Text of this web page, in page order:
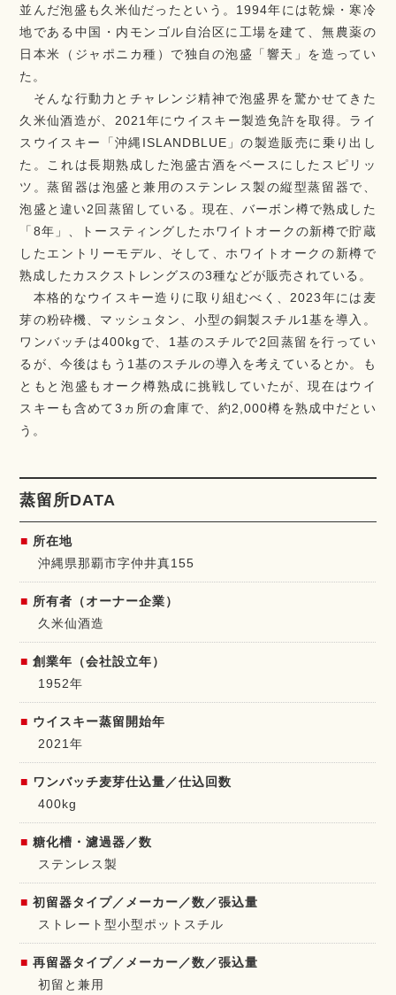
並んだ泡盛も久米仙だったという。1994年には乾燥・寒冷
地である中国・内モンゴル自治区に工場を建て、無農薬の
日本米（ジャポニカ種）で独自の泡盛「響天」を造ってい
た。
そんな行動力とチャレンジ精神で泡盛界を驚かせてきた
久米仙酒造が、2021年にウイスキー製造免許を取得。ライ
スウイスキー「沖縄ISLANDBLUE」の製造販売に乗り出し
た。これは長期熟成した泡盛古酒をベースにしたスピリッ
ツ。蒸留器は泡盛と兼用のステンレス製の縦型蒸留器で、
泡盛と違い2回蒸留している。現在、バーボン樽で熟成した
「8年」、トースティングしたホワイトオークの新樽で貯蔵
したエントリーモデル、そして、ホワイトオークの新樽で
熟成したカスクストレングスの3種などが販売されている。
本格的なウイスキー造りに取り組むべく、2023年には麦
芽の粉砕機、マッシュタン、小型の銅製スチル1基を導入。
ワンバッチは400kgで、1基のスチルで2回蒸留を行ってい
るが、今後はもう1基のスチルの導入を考えているとか。も
ともと泡盛もオーク樽熟成に挑戦していたが、現在はウイ
スキーも含めて3ヵ所の倉庫で、約2,000樽を熟成中だとい
う。
蒸留所DATA
所在地
沖縄県那覇市字仲井真155
所有者（オーナー企業）
久米仙酒造
創業年（会社設立年）
1952年
ウイスキー蒸留開始年
2021年
ワンバッチ麦芽仕込量／仕込回数
400kg
糖化槽・濾過器／数
ステンレス製
初留器タイプ／メーカー／数／張込量
ストレート型小型ポットスチル
再留器タイプ／メーカー／数／張込量
初留と兼用